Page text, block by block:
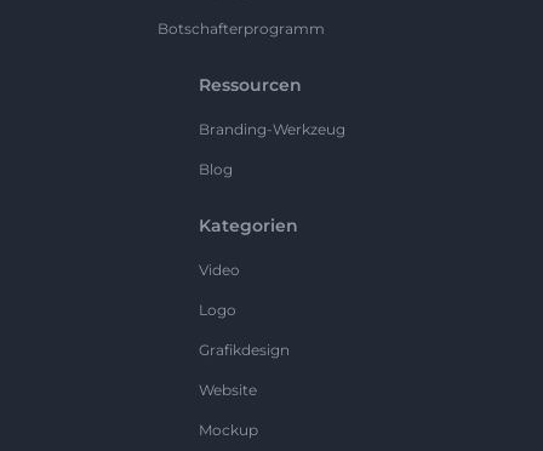
Botschafterprogramm
Ressourcen
Branding-Werkzeug
Blog
Kategorien
Video
Logo
Grafikdesign
Website
Mockup